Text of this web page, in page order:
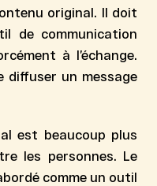
original. Il doit
de communication
à l’échange.
diffuser un message
est beaucoup plus
les personnes. Le
comme un outil